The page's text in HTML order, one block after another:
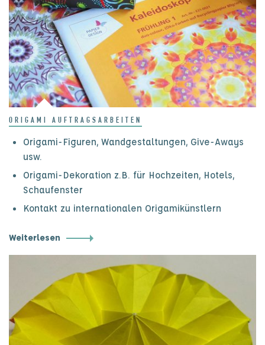
ORIGAMI AUFTRAGSARBEITEN
Origami-Figuren, Wandgestaltungen, Give-Aways
usw.
Origami-Dekoration z.B. für Hochzeiten, Hotels,
Schaufenster
Kontakt zu internationalen Origamikünstlern
Weiterlesen